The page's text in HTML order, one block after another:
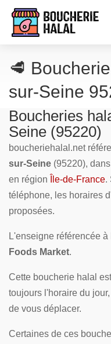
🥩
sur-Seine
Boucheries
Seine (95220)
boucheriehalal.net
sur-Seine (95220),
en région
Île-de-France.
téléphone, les horaires
proposées.
L'enseigne référencée
Foods Market.
Cette boucherie halal
toujours l'horaire du
de vous déplacer.
Certaines de ces